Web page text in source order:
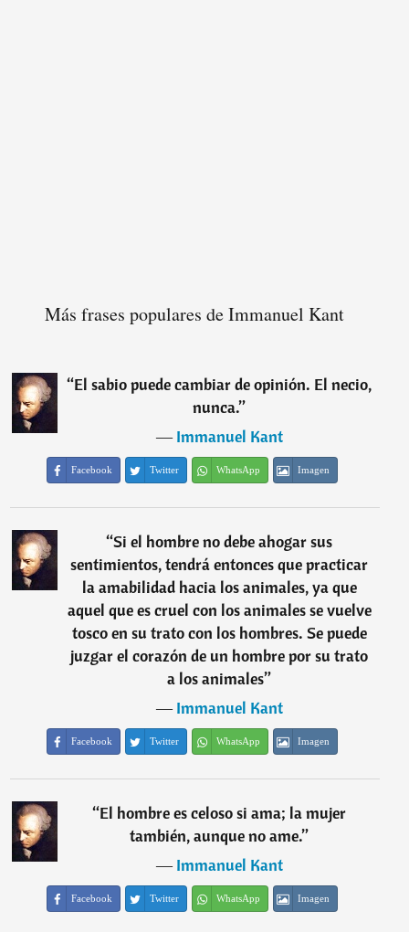
Más frases populares de Immanuel Kant
“El sabio puede cambiar de opinión. El necio,
nunca.”
―Immanuel Kant
Facebook Twitter WhatsApp Imagen
“Si el hombre no debe ahogar sus
sentimientos, tendrá entonces que practicar
la amabilidad hacia los animales, ya que
aquel que es cruel con los animales se vuelve
tosco en su trato con los hombres. Se puede
juzgar el corazón de un hombre por su trato
a los animales”
―Immanuel Kant
Facebook Twitter WhatsApp Imagen
“El hombre es celoso si ama; la mujer
también, aunque no ame.”
―Immanuel Kant
Facebook Twitter WhatsApp Imagen